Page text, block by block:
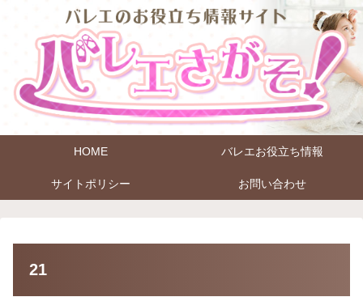
HOME バレエお役立ち情報
サイトポリシー お問い合わせ
21